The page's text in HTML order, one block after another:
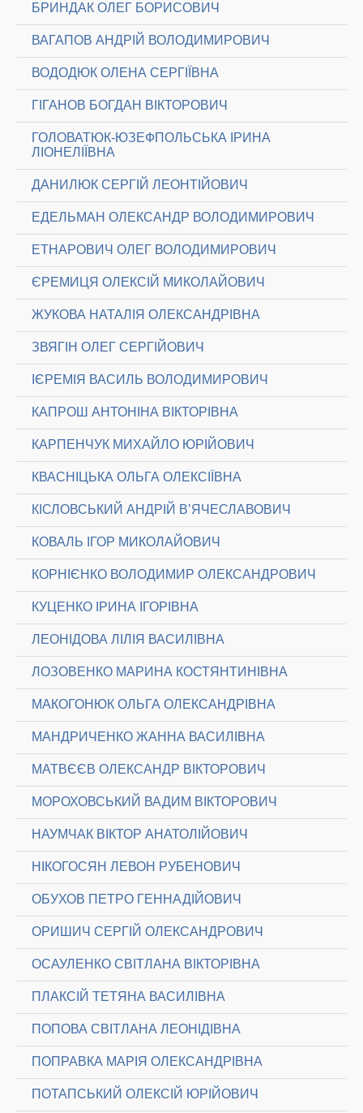
БРИНДАК ОЛЕГ БОРИСОВИЧ
ВАГАПОВ АНДРІЙ ВОЛОДИМИРОВИЧ
ВОДОДЮК ОЛЕНА СЕРГІЇВНА
ГІГАНОВ БОГДАН ВІКТОРОВИЧ
ГОЛОВАТЮК-ЮЗЕФПОЛЬСЬКА ІРИНА
ЛІОНЕЛІЇВНА
ДАНИЛЮК СЕРГІЙ ЛЕОНТІЙОВИЧ
ЕДЕЛЬМАН ОЛЕКСАНДР ВОЛОДИМИРОВИЧ
ЕТНАРОВИЧ ОЛЕГ ВОЛОДИМИРОВИЧ
ЄРЕМИЦЯ ОЛЕКСІЙ МИКОЛАЙОВИЧ
ЖУКОВА НАТАЛІЯ ОЛЕКСАНДРІВНА
ЗВЯГІН ОЛЕГ СЕРГІЙОВИЧ
ІЄРЕМІЯ ВАСИЛЬ ВОЛОДИМИРОВИЧ
КАПРОШ АНТОНІНА ВІКТОРІВНА
КАРПЕНЧУК МИХАЙЛО ЮРІЙОВИЧ
КВАСНІЦЬКА ОЛЬГА ОЛЕКСІЇВНА
КІСЛОВСЬКИЙ АНДРІЙ В’ЯЧЕСЛАВОВИЧ
КОВАЛЬ ІГОР МИКОЛАЙОВИЧ
КОРНІЄНКО ВОЛОДИМИР ОЛЕКСАНДРОВИЧ
КУЦЕНКО ІРИНА ІГОРІВНА
ЛЕОНІДОВА ЛІЛІЯ ВАСИЛІВНА
ЛОЗОВЕНКО МАРИНА КОСТЯНТИНІВНА
МАКОГОНЮК ОЛЬГА ОЛЕКСАНДРІВНА
МАНДРИЧЕНКО ЖАННА ВАСИЛІВНА
МАТВЄЄВ ОЛЕКСАНДР ВІКТОРОВИЧ
МОРОХОВСЬКИЙ ВАДИМ ВІКТОРОВИЧ
НАУМЧАК ВІКТОР АНАТОЛІЙОВИЧ
НІКОГОСЯН ЛЕВОН РУБЕНОВИЧ
ОБУХОВ ПЕТРО ГЕННАДІЙОВИЧ
ОРИШИЧ СЕРГІЙ ОЛЕКСАНДРОВИЧ
ОСАУЛЕНКО СВІТЛАНА ВІКТОРІВНА
ПЛАКСІЙ ТЕТЯНА ВАСИЛІВНА
ПОПОВА СВІТЛАНА ЛЕОНІДІВНА
ПОПРАВКА МАРІЯ ОЛЕКСАНДРІВНА
ПОТАПСЬКИЙ ОЛЕКСІЙ ЮРІЙОВИЧ